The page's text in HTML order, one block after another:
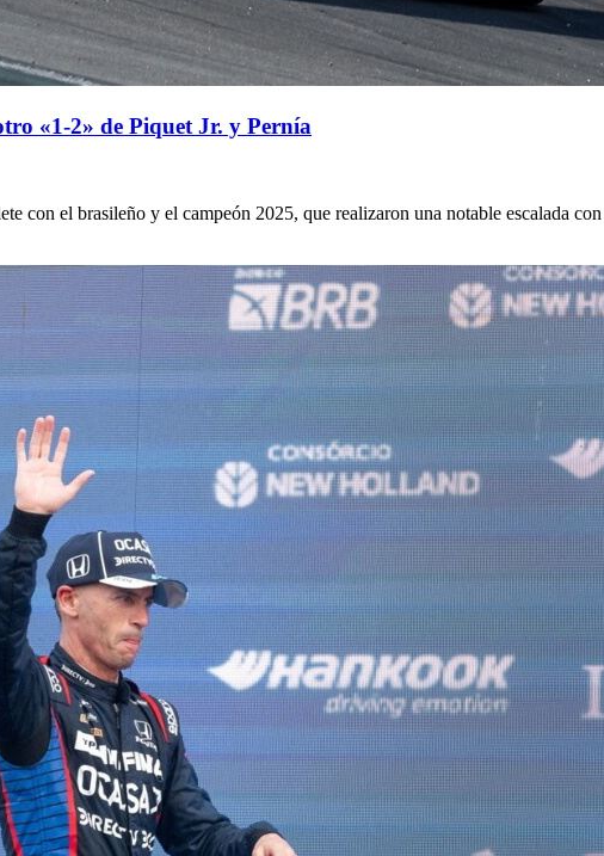
«1-2» de Piquet Jr. y Pernía
con el brasileño y el campeón 2025, que realizaron una notable escalada